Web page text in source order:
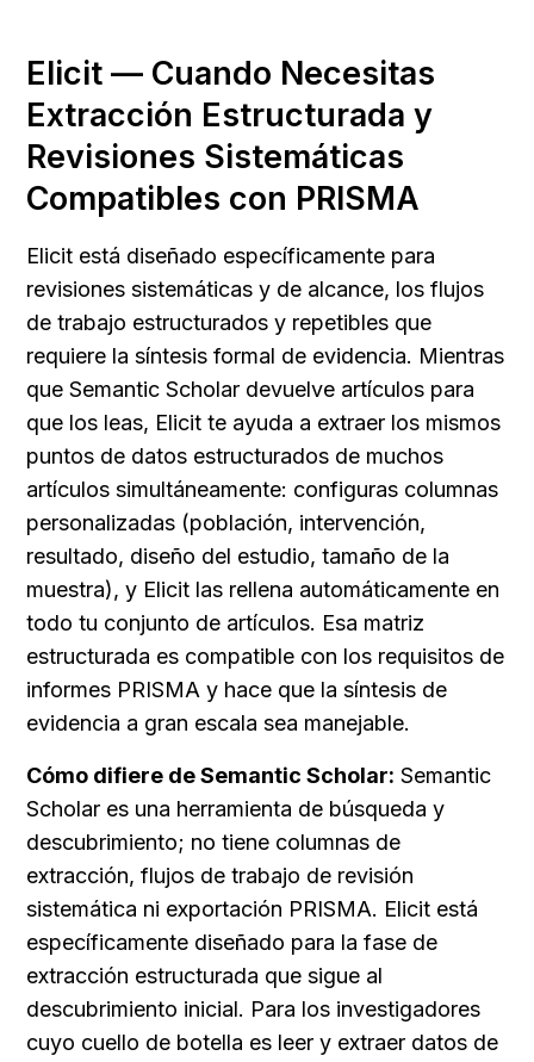
Elicit — Cuando Necesitas
Extracción Estructurada y
Revisiones Sistemáticas
Compatibles con PRISMA
Elicit está diseñado específicamente para
revisiones sistemáticas y de alcance, los flujos
de trabajo estructurados y repetibles que
requiere la síntesis formal de evidencia. Mientras
que Semantic Scholar devuelve artículos para
que los leas, Elicit te ayuda a extraer los mismos
puntos de datos estructurados de muchos
artículos simultáneamente: configuras columnas
personalizadas (población, intervención,
resultado, diseño del estudio, tamaño de la
muestra), y Elicit las rellena automáticamente en
todo tu conjunto de artículos. Esa matriz
estructurada es compatible con los requisitos de
informes PRISMA y hace que la síntesis de
evidencia a gran escala sea manejable.
Cómo difiere de Semantic Scholar: Semantic
Scholar es una herramienta de búsqueda y
descubrimiento; no tiene columnas de
extracción, flujos de trabajo de revisión
sistemática ni exportación PRISMA. Elicit está
específicamente diseñado para la fase de
extracción estructurada que sigue al
descubrimiento inicial. Para los investigadores
cuyo cuello de botella es leer y extraer datos de